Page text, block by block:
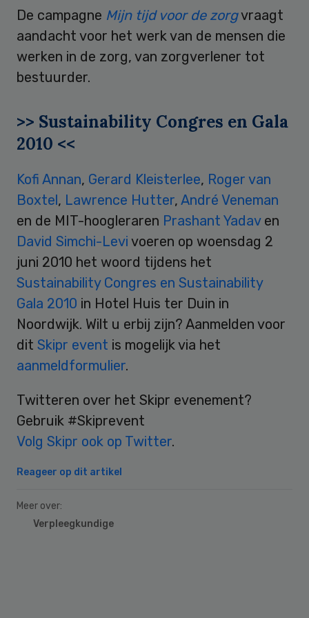
De campagne Mijn tijd voor de zorgvraagt
aandacht voor het werk van de mensen die
werken in de zorg, van zorgverlener tot
bestuurder.
>> Sustainability Congres en Gala
2010 <<
Kofi Annan, Gerard Kleisterlee, Roger van
Boxtel, Lawrence Hutter, André Veneman
en de MIT-hoogleraren Prashant Yadav en
David Simchi-Levi voeren op woensdag 2
juni 2010 het woord tijdens het
Sustainability Congres en Sustainability
Gala 2010 in Hotel Huis ter Duin in
Noordwijk. Wilt u erbij zijn? Aanmelden voor
dit Skipr event is mogelijk via het
aanmeldformulier.
Twitteren over het Skipr evenement?
Gebruik #Skiprevent
Volg Skipr ook op Twitter.
Reageer op dit artikel
Meer over:
Verpleegkundige